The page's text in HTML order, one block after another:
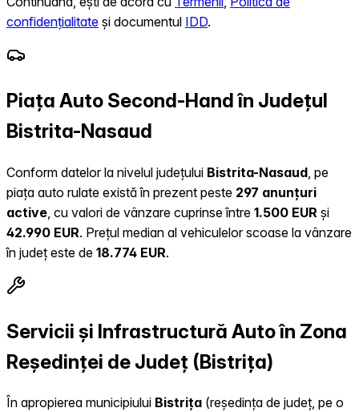
confidențialitate și documentul IDD.
Piața Auto Second-Hand în Județul
Bistrita-Nasaud
Conform datelor la nivelul județului Bistrita-Nasaud , pe
piața auto rulate există în prezent peste 297 anunțuri
active , cu valori de vânzare cuprinse între 1.500 EUR și
42.990 EUR. Prețul median al vehiculelor scoase la vânzare
în județ este de 18.774 EUR.
Servicii și Infrastructură Auto în Zona
Reședinței de Județ (Bistrița)
În apropierea municipiului Bistrița (reședința de județ, pe o